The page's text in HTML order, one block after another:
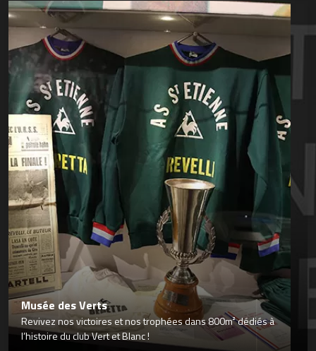
Musée des Verts
Revivez nos victoires et nos trophées dans 800m² dédiés à
l’histoire du club Vert et Blanc !